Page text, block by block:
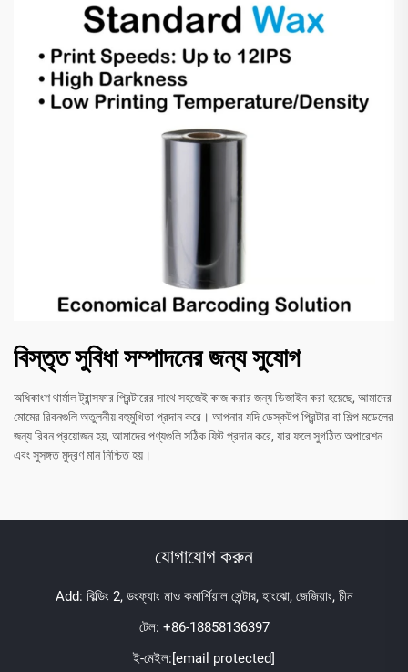
বিস্তৃত সুবিধা সম্পাদনের জন্য সুযোগ
অধিকাংশ থার্মাল ট্রান্সফার প্রিন্টারের সাথে সহজেই কাজ করার জন্য ডিজাইন করা হয়েছে, আমাদের
মোমের রিবনগুলি অতুলনীয় বহুমুখিতা প্রদান করে। আপনার যদি ডেস্কটপ প্রিন্টার বা শিল্প মডেলের
জন্য রিবন প্রয়োজন হয়, আমাদের পণ্যগুলি সঠিক ফিট প্রদান করে, যার ফলে সুগঠিত অপারেশন
এবং সুসঙ্গত মুদ্রণ মান নিশ্চিত হয়।
যোগাযোগ করুন
Add: বিল্ডিং 2, ডংফ্যাং মাও কমার্শিয়াল সেন্টার, হাংঝো, জেজিয়াং, চীন
টেল: +86-18858136397
ই-মেইল:[email protected]